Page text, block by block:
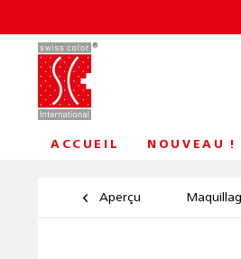
ACCUEIL NOUVEAU !
Aperçu